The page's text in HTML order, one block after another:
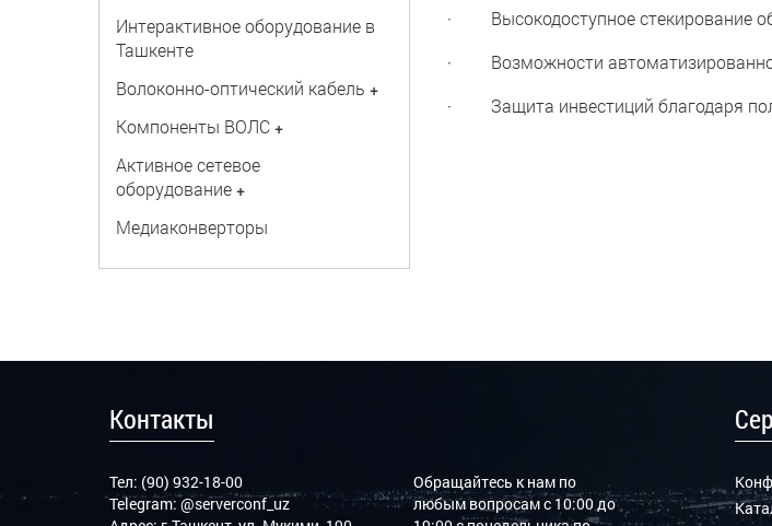
Интерактивное оборудование в
Ташкенте
Волоконно-оптический кабель +
Компоненты ВОЛС +
Активное сетевое
оборудование +
Медиаконверторы
· Высокодоступное стекирование
· Возможности
· Защита инвестиций благодаря
Контакты
Тел: (90) 932-18-00
Telegram:@serverconf_uz
Обращайтесь к нам по
любым вопросам с 10:00 до